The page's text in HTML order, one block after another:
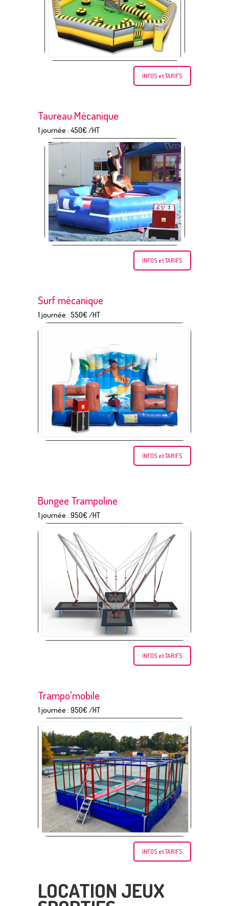
INFOS et TARIFS
Taureau Mécanique
1 journée : 450€ /HT
INFOS et TARIFS
Surf mécanique
1 journée : 550€ /HT
INFOS et TARIFS
Bungee Trampoline
1 journée : 950€ /HT
INFOS et TARIFS
Trampo'mobile
1 journée : 950€ /HT
INFOS et TARIFS
LOCATION JEUX